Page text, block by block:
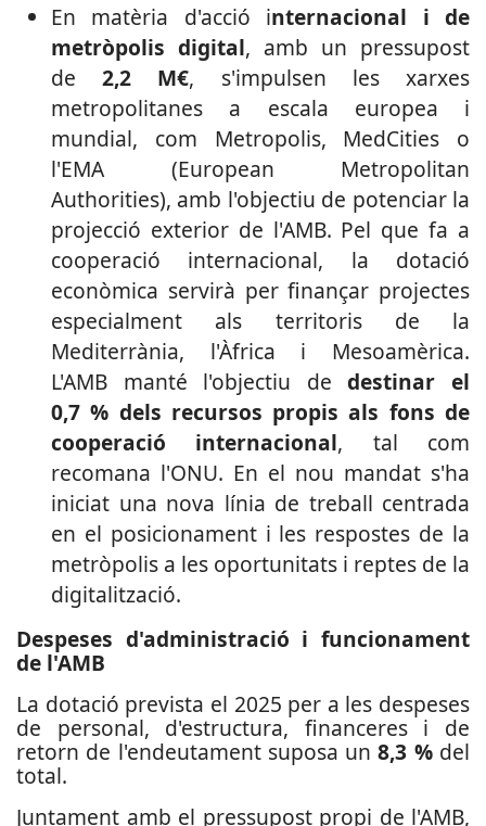
En matèria d'acció internacional i de
metròpolis digital, amb un pressupost
de2,2 M€, s'impulsen les xarxes
metropolitanes a escala europea i
mundial, com Metropolis, MedCities o
l'EMA (European Metropolitan
Authorities), amb l'objectiu de potenciar la
projecció exterior de l'AMB. Pel que fa a
cooperació internacional, la dotació
econòmica servirà per finançar projectes
especialment als territoris de la
Mediterrània, l'Àfrica i Mesoamèrica.
L'AMB manté l'objectiu dedestinar el
0,7 % dels recursos propis als fons de
cooperació internacional, tal com
recomana l'ONU. En el nou mandat s'ha
iniciat una nova línia de treball centrada
en el posicionament i les respostes de la
metròpolis a les oportunitats i reptes de la
digitalització.
Despeses d'administració i funcionament
de l'AMB
La dotació prevista el 2025 per a les despeses
de personal, d'estructura, financeres i de
retorn de l'endeutament suposa un8,3 %del
total.
Juntament amb el pressupost propi de l'AMB,